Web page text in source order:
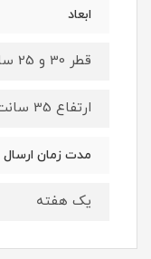
ابعاد
قطر 30 و 25 سانت
ارتفاع 35 سانت
مدت زمان ارسال
یک هفته